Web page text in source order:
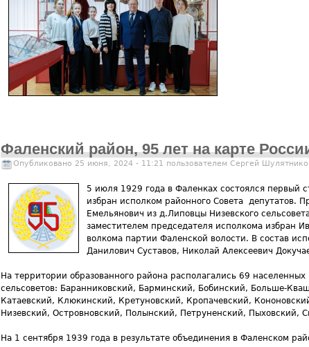
Фаленский район, 95 лет на карте
Опубликовано 25 июня, 2024 - 11:21 пользователем Сергей
5 июля 1929 года в Фаленках состоялся первый
избран исполком районного Совета депутатов.
Емельянович из д.Липовцы Низевского
заместителем председателя исполкома избран
волкома партии Фаленской волости. В состав
Данилович Суставов, Николай Алексеевич
На территории образованного района располагались 69
сельсоветов: Баранниковский, Барминский, Бобинский, Больше-
Катаевский, Клюкинский, Кретуновский, Кропачевский,
Низевский, Островновский, Полынский, Петруненский, Пыховский,
На 1 сентября 1939 года в результате объединения в Фаленском